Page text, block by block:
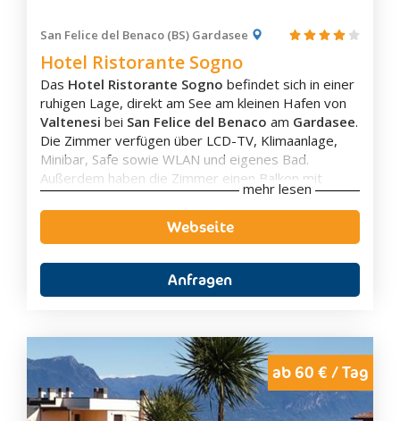
Lenno
Livigno
Livo
Lodi
Lodi Vecchio
Lomello
Lovere
Merate
Monte Isola
Montebello Della Battaglia
Monza
San Felice del Benaco (BS) Gardasee
Hotel Ristorante Sogno
Das Hotel Ristorante Sogno befindet sich in einer
ruhigen Lage, direkt am See am kleinen Hafen von
Valtenesi bei San Felice del Benaco am Gardasee.
Die Zimmer verfügen über LCD-TV, Klimaanlage,
Minibar, Safe sowie WLAN und eigenes Bad.
Außerdem haben die Zimmer einen Balkon mit
herrlichen Garten- oder Seeblick. In einigen
Zimmern gibt es zudem eineSauna.
Das Hotel bietet den Gästen einen großen
Das elegante Restaurant serviert im Speisesaal
oder an der Strandpromenadetraditionelle
Gästen ein reichhaltigesFrühstücksbuffet
angeboten.
In der Nähe des Hotels befindet sich ein
Tennisplatzsowie ein großerGolfplatz.
mehr lesen
Webseite
Anfragen
ab 60 € / Tag